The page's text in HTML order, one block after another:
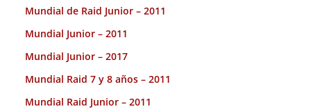
Mundial de Raid Junior – 2011
Mundial Junior – 2011
Mundial Junior – 2017
Mundial Raid 7 y 8 años – 2011
Mundial Raid Junior – 2011